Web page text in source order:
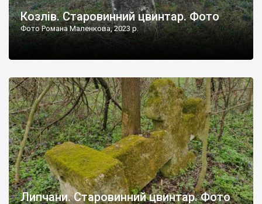
Козлів. Старовинний цвинтар. Фото
Фото Романа Маленкова, 2023 р.
Липчани. Старовинний цвинтар. Фото